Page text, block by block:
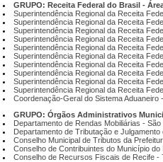
GRUPO: Receita Federal do Brasil -
Superintendência Regional da Receita
Superintendência Regional da Receita
Superintendência Regional da Receita
Superintendência Regional da Receita
Superintendência Regional da Receita
Superintendência Regional da Receita
Superintendência Regional da Receita
Superintendência Regional da Receita
Superintendência Regional da Receita
Superintendência Regional da Receita
Coordenação-Geral do Sistema Aduaneiro
GRUPO: Órgãos Administrativos
Departamento de Rendas Mobiliárias -
Departamento de Tributação e
Conselho Municipal de Tributos da
Conselho de Contribuintes do Município
Conselho de Recursos Fiscais de Recife -